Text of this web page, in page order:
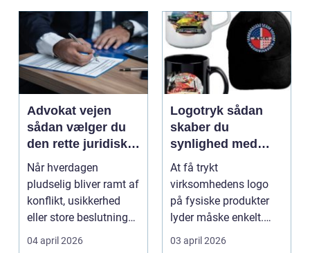
Advokat vejen
sådan vælger du
den rette juridiske
hjælp lokalt
Når hverdagen
pludselig bliver ramt af
konflikt, usikkerhed
eller store beslutninger,
kan en lokal a...
04 april 2026
Logotryk sådan
skaber du
synlighed med
simple midler
At få trykt
virksomhedens logo
på fysiske produkter
lyder måske enkelt.
Men gjort rigtigt kan
03 april 2026